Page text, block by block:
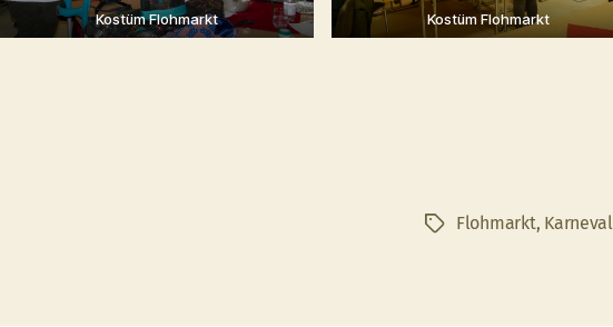
Kostüm Flohmarkt Kostüm Flohmarkt
Schlagwörter
Flohmarkt, Karneval